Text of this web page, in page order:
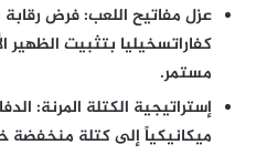
عزل مفاتيح اللعب:فرض
كفاراتسخيليا بتثبيت
مستمر.
إستراتيجية الكتلة المرنة:
ميكانيكياً إلى كتلة منخفضة